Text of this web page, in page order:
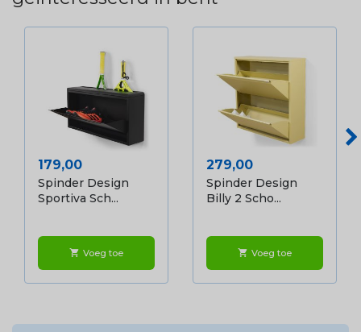
Prijs
179,00
Spinder Design
Sportiva Sch...
shopping_cart Voeg toe
Prijs
279,00
Spinder Design
Billy 2 Scho...
shopping_cart Voeg toe